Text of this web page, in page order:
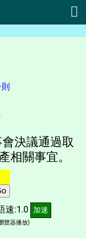
決議通過取
相關事宜。
速:1.0 加速
覽器播放)